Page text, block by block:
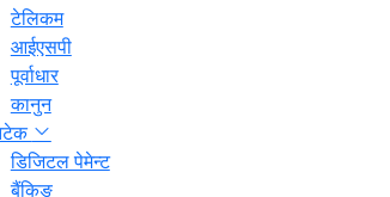
टेलिकम
आईएसपी
पूर्वाधार
कानुन
डिजिटल पेमेन्ट
बैंकिङ